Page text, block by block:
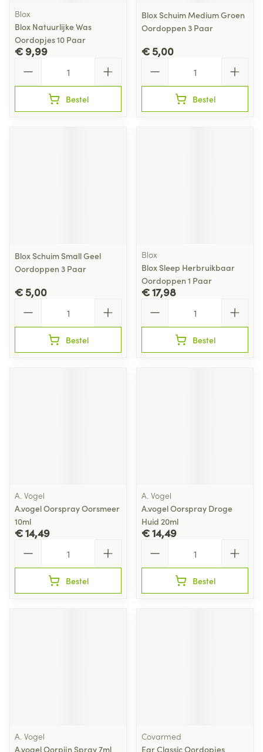
Blox
Blox Natuurlijke Was
Oordopjes 10 Paar
€ 9,99
Bestel
Blox Schuim Medium Groen
Oordoppen 3 Paar
€ 5,00
Bestel
Blox Schuim Small Geel
Oordoppen 3 Paar
€ 5,00
Bestel
Blox
Blox Sleep Herbruikbaar
Oordoppen 1 Paar
€ 17,98
Bestel
A. Vogel
A.vogel Oorspray Oorsmeer
10ml
€ 14,49
Bestel
A. Vogel
A.vogel Oorspray Droge
Huid 20ml
€ 14,49
Bestel
A. Vogel
A.vogel Oorpijn Spray 7ml
Covarmed
Ear Classic Oordopjes